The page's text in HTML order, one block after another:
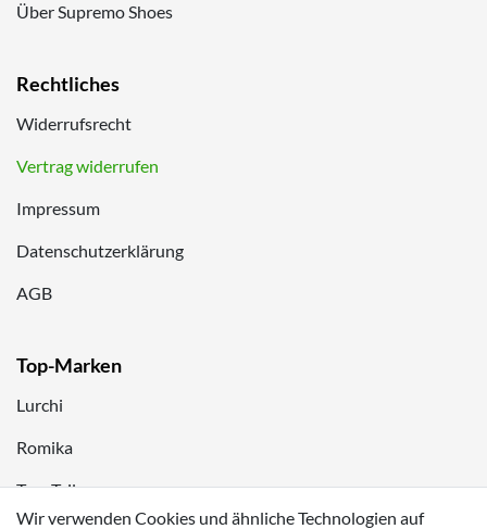
Über Supremo Shoes
Rechtliches
Widerrufsrecht
Vertrag widerrufen
Impressum
Datenschutzerklärung
AGB
Top-Marken
Lurchi
Romika
Tom Tailor
Wir verwenden Cookies und ähnliche Technologien auf